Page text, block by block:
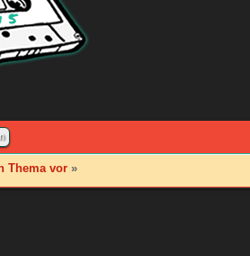
Thema vor »